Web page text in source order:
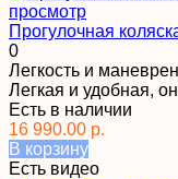
просмотр
Прогулочная
0
Легкость и
Легкая и удобная,
Есть в наличии
16 990.00 р.
В корзину
Есть видео